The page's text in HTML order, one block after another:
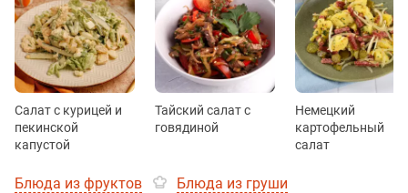
Салат с курицей и
пекинской
капустой
Тайский салат с
говядиной
Немецкий
картофельный
салат
Блюда из фруктов Блюда из груши